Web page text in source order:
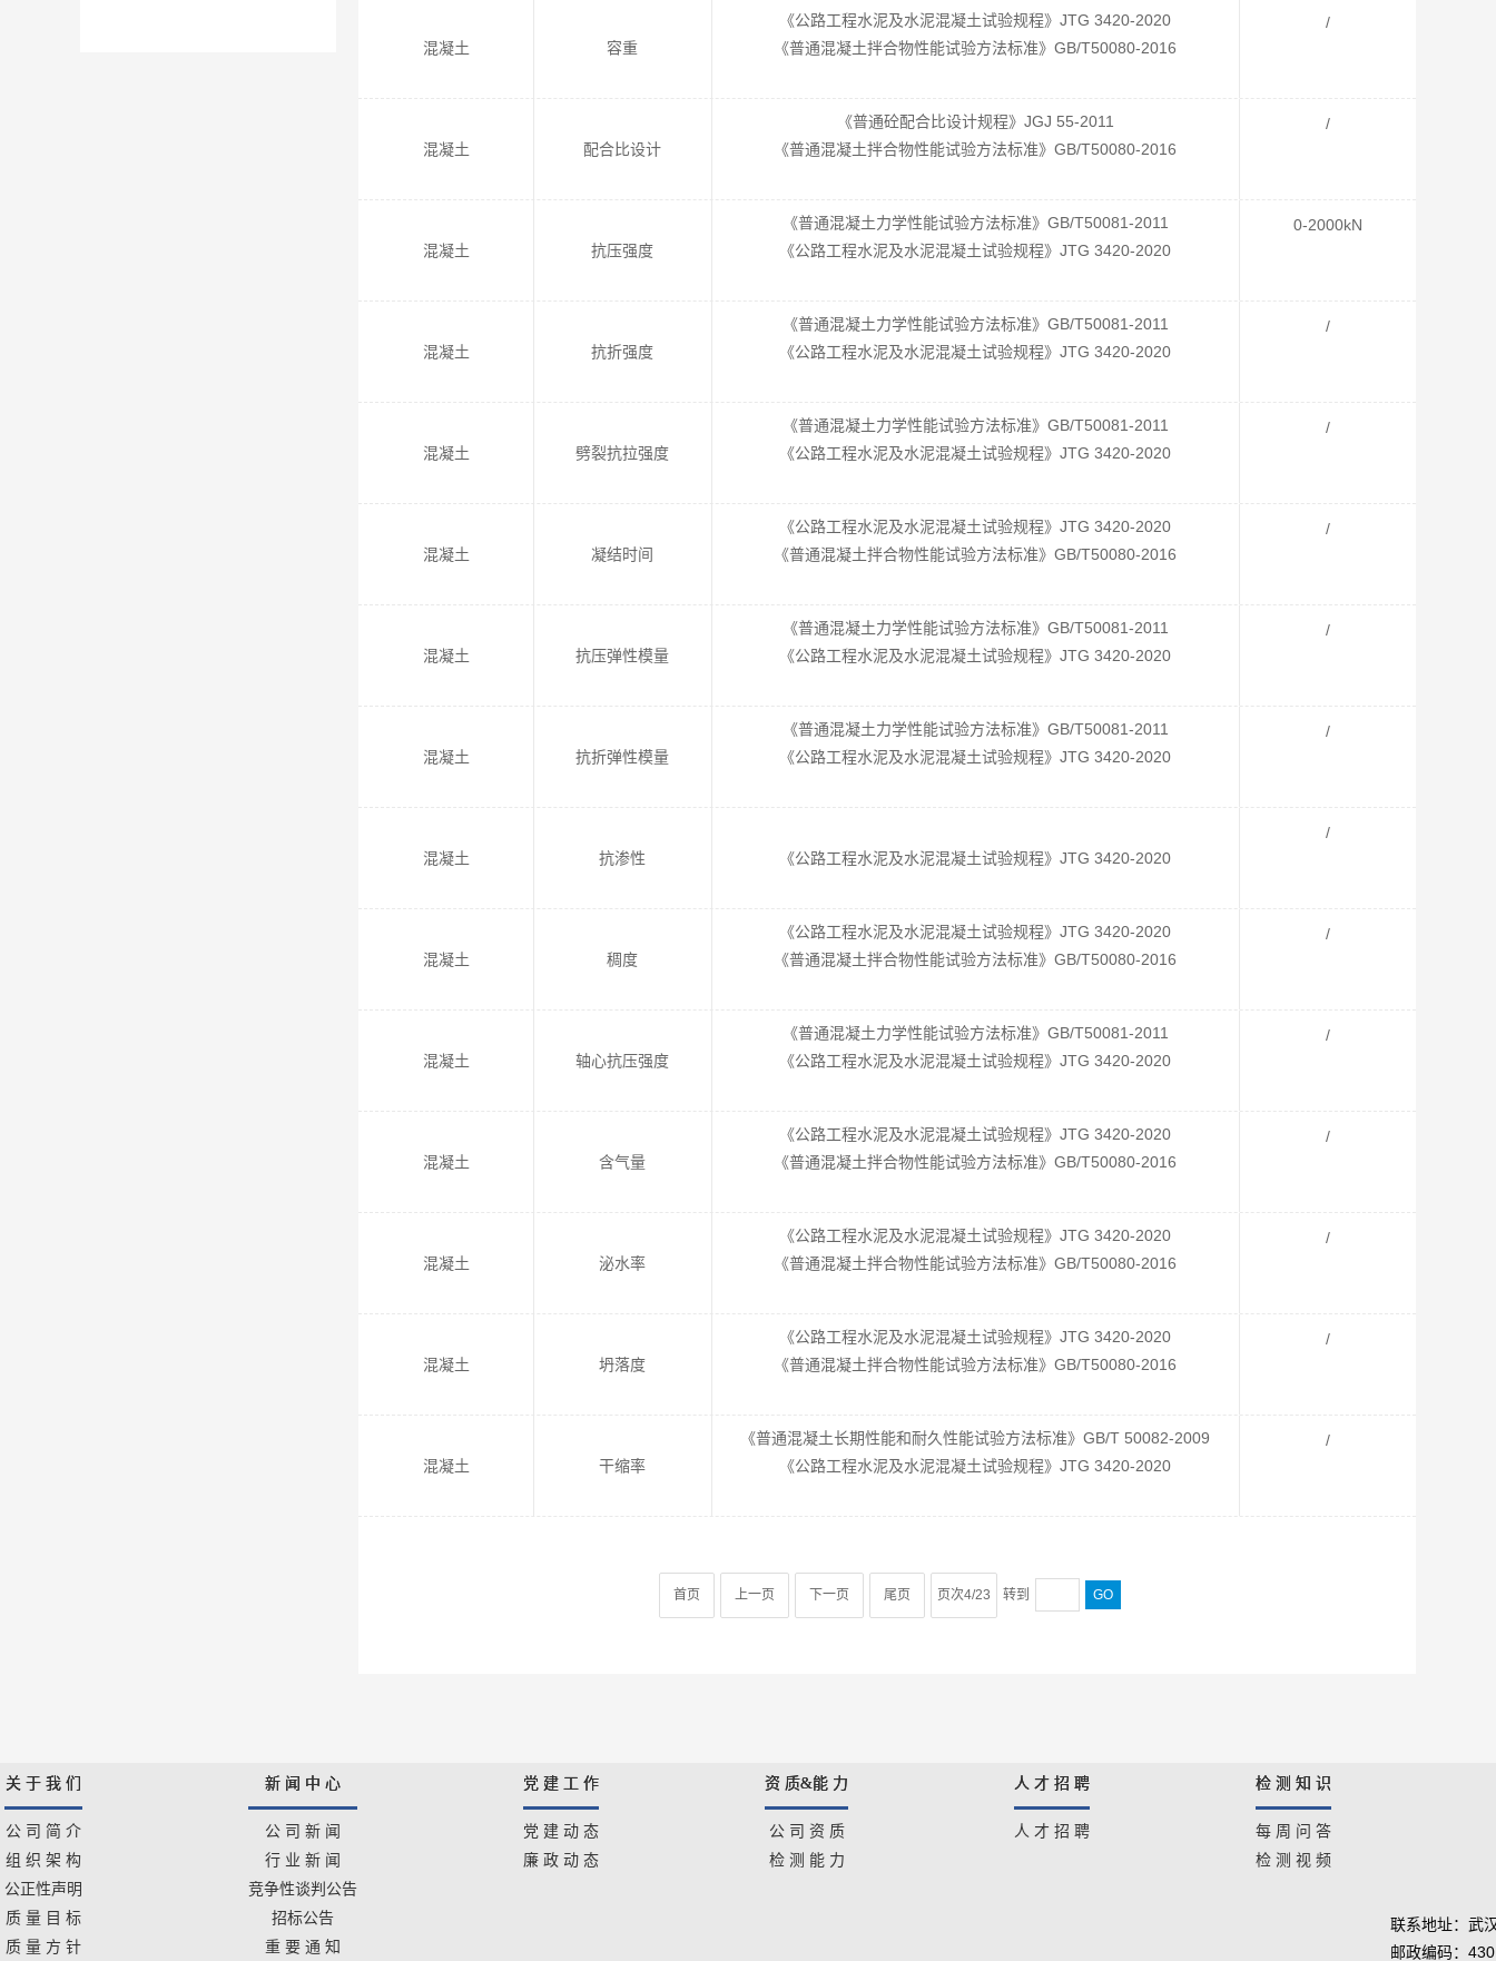
混凝土 容重
《公路工程水泥及水泥混凝土试验规程》JTG 3420-2020
《普通混凝土拌合物性能试验方法标准》GB/T50080-2016
/
混凝土 配合比设计
《普通砼配合比设计规程》JGJ 55-2011
《普通混凝土拌合物性能试验方法标准》GB/T50080-2016
/
混凝土 抗压强度
《普通混凝土力学性能试验方法标准》GB/T50081-2011
《公路工程水泥及水泥混凝土试验规程》JTG 3420-2020
0-2000kN
混凝土 抗折强度
《普通混凝土力学性能试验方法标准》GB/T50081-2011
《公路工程水泥及水泥混凝土试验规程》JTG 3420-2020
/
混凝土 劈裂抗拉强度
《普通混凝土力学性能试验方法标准》GB/T50081-2011
《公路工程水泥及水泥混凝土试验规程》JTG 3420-2020
/
混凝土 凝结时间
《公路工程水泥及水泥混凝土试验规程》JTG 3420-2020
《普通混凝土拌合物性能试验方法标准》GB/T50080-2016
/
混凝土 抗压弹性模量
《普通混凝土力学性能试验方法标准》GB/T50081-2011
《公路工程水泥及水泥混凝土试验规程》JTG 3420-2020
/
混凝土 抗折弹性模量
《普通混凝土力学性能试验方法标准》GB/T50081-2011
《公路工程水泥及水泥混凝土试验规程》JTG 3420-2020
/
混凝土 抗渗性 《公路工程水泥及水泥混凝土试验规程》JTG 3420-2020
/
混凝土 稠度
《公路工程水泥及水泥混凝土试验规程》JTG 3420-2020
《普通混凝土拌合物性能试验方法标准》GB/T50080-2016
/
混凝土 轴心抗压强度
《普通混凝土力学性能试验方法标准》GB/T50081-2011
《公路工程水泥及水泥混凝土试验规程》JTG 3420-2020
/
混凝土 含气量
《公路工程水泥及水泥混凝土试验规程》JTG 3420-2020
《普通混凝土拌合物性能试验方法标准》GB/T50080-2016
/
混凝土 泌水率
《公路工程水泥及水泥混凝土试验规程》JTG 3420-2020
《普通混凝土拌合物性能试验方法标准》GB/T50080-2016
/
混凝土 坍落度
《公路工程水泥及水泥混凝土试验规程》JTG 3420-2020
《普通混凝土拌合物性能试验方法标准》GB/T50080-2016
/
混凝土 干缩率
《普通混凝土长期性能和耐久性能试验方法标准》GB/T 50082-2009
《公路工程水泥及水泥混凝土试验规程》JTG 3420-2020
/
首页 上一页 下一页 尾页 页次4/23 转到 GO
关 于 我 们
公 司 简 介
组 织 架 构
公正性声明
质 量 目 标
质 量 方 针
新 闻 中 心
公 司 新 闻
行 业 新 闻
竞争性谈判公告
招标公告
重 要 通 知
党 建 工 作
党 建 动 态
廉 政 动 态
资 质&能 力
公 司 资 质
检 测 能 力
人 才 招 聘
人 才 招 聘
检 测 知 识
每 周 问 答
检 测 视 频
联系地址：武
邮政编码：